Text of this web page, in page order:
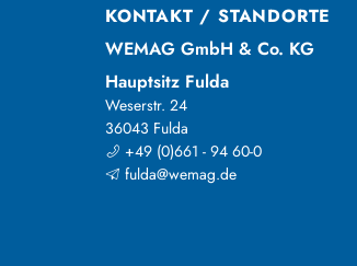
KONTAKT / STANDORTE
WEMAG GmbH & Co. KG
Hauptsitz Fulda
Weserstr. 24
36043 Fulda
+49 (0)661 - 94 60-0
fulda@wemag.de